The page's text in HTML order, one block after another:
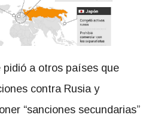
pidió a otros países que
contra Rusia y
“sanciones secundarias”